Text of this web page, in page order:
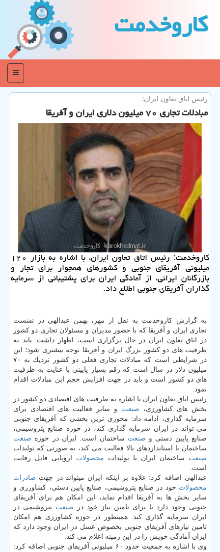
كاروخدمت
منو
رئیس اتاق تعاون ایران؛
مبادلات تجاری ۷۰ میلیون دلاری ایران و آفریقا
كاروخدمت: رئیس اتاق تعاون ایران، با اشاره به بازار ۱۲۰
میلیونی آفریقای جنوبی و كشورهای همجوار برای تجار و
بازرگانان ایرانی، از آمادگی ایران برای پشتیبانی از سرمایه
گذاران آفریقای جنوبی اطلاع داد.
به گزارش كاروخدمت به نقل از مهر، بهمن عبدالهی در نشست
تجاری ایران و آفریقا كه با حضور مدیران و مسئولان تجاری دو كشور
در اتاق تعاون ایران در حال برگزاری است، اظهار داشت: باید به
ظرفیت های دو كشور بزرگ ایران و آفریقا توجه بیشتری شود؛ این
در شرایطی است كه مبادلات تجاری فعلی دو كشور نزدیك به ۷۰
میلیون دلار در سال است كه رقم بسیار پایینی با عنایت به ظرفیت
های دو كشور است و باید در جهت افزایش حجم این مبادلات اقدام
نمود.
رئیس اتاق تعاون ایران با اشاره به ظرفیت های اقتصادی دو كشور در
بخش های كشاورزی، صنعت و سایر فعالیت های اقتصادی برای
سرمایه گذاری، ادامه داد: محوری ترین بخشی كه آفریقای جنوبی
می تواند در ایران سرمایه گذاری كند، در حوزه صنایع پتروشیمی،
صنایع پایین دستی و صنعت ساختمان است. ایران در حوزه صنعت
ساختمان با استانداردهای بالا فعالیت می كند، به صورتی كه تولیدات
صنعت ساختمان ایران با تولیدات محصولات اروپایی قابل رقابت
است.
عبدالهی اضافه كرد: علاوه بر اینكه ایران میتواند در جهت صادرات
محصولات خود در صنایع پتروشیمی، صنایع پایین دستی، كشاورزی و
سایر بخش ها به آفریقا اقدام نماید، این امكان هم برای آفریقای
جنوبی وجود دارد تا برای تامین نیاز خود در صنعت پتروشیمی در
ایران سرمایه گذاری كند. همینطور در حوزه كشاورزی هم امكان
تامین نیازهای آفریقای جنوبی بخصوص عسل در ایران وجود دارد كه
ایران آمادگی خویش را در این زمینه اعلام می كند.
وی با اشاره به جمعیت حدود ۶۰ میلیونی آفریقای جنوبی اضافه كرد: